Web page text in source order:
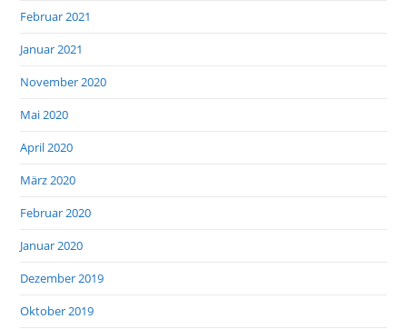
Februar 2021
Januar 2021
November 2020
Mai 2020
April 2020
März 2020
Februar 2020
Januar 2020
Dezember 2019
Oktober 2019